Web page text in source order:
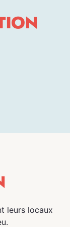
leurs locaux